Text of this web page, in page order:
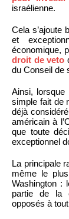
israélienne.
Cela s’ajoute
et
économique,
droit de veto
du Conseil de
Ainsi, lorsque
simple fait de
déjà
américain à
que toute
exceptionnel
La principale
même le
Washington :
partie de la
opposés à